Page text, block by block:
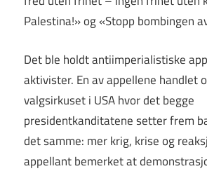
Palestina!» og «Stopp bombingen
Det ble holdt antiimperialistiske
aktivister. En av appellene handlet
valgsirkuset i USA hvor det begge
presidentkanditatene setter frem
det samme: mer krig, krise og
appellant bemerket at